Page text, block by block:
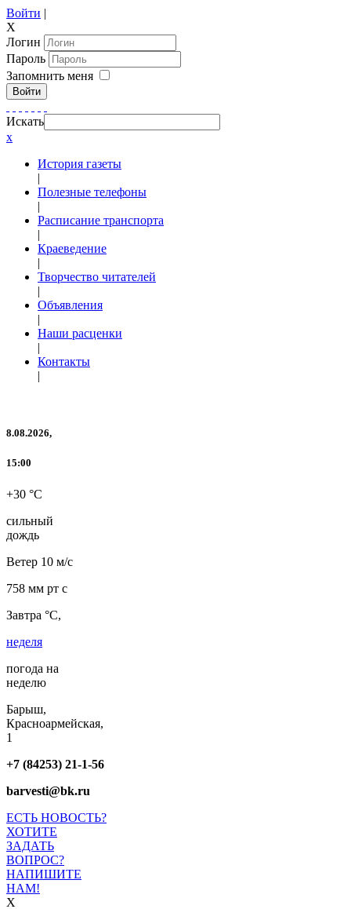
Войти |
X
Логин
Пароль
Запомнить меня
Войти
Искать
x
История газеты
|
Полезные телефоны
|
Расписание транспорта
|
Краеведение
|
Творчество читателей
|
Объявления
|
Наши расценки
|
Контакты
|
8.08.2026,
15:00
+30 °C
сильный
дождь
Ветер 10 м/с
758 мм рт с
Завтра °C,
неделя
погода на
неделю
Барыш,
Красноармейская,
1
+7 (84253) 21-1-56
barvesti@bk.ru
ЕСТЬ НОВОСТЬ?
ХОТИТЕ
ЗАДАТЬ
ВОПРОС?
НАПИШИТЕ
НАМ!
X